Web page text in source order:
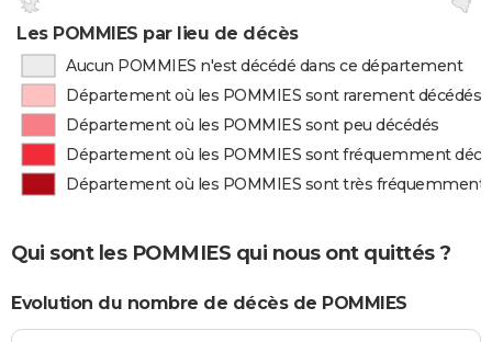
Les POMMIES par lieu de décès
Aucun POMMIES n'est décédé dans ce département
Département où les POMMIES sont rarement décédés
Département où les POMMIES sont peu décédés
Département où les POMMIES sont fréquemment
Département où les POMMIES sont très fréquemment
Qui sont les POMMIES qui nous ont quittés ?
Evolution du nombre de décès de POMMIES